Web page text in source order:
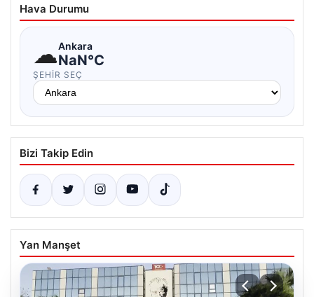
Hava Durumu
☁Ankara
NaN°C
ŞEHIR SEÇ
Bizi Takip Edin
Yan Manşet